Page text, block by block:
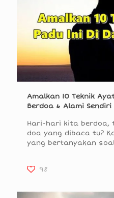
Amalkan 10 Teknik
Berdoa & Alami Sendiri
Hari-hari kita berdoa,
doa yang dibaca tu?
yang bertanyakan
98